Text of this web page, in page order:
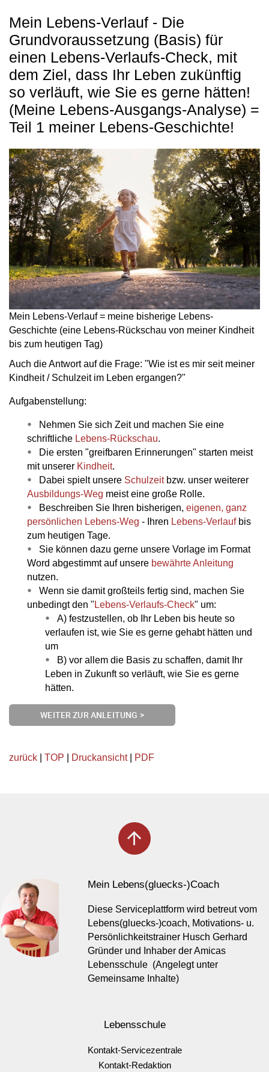
Mein Lebens-Verlauf - Die
Grundvoraussetzung (Basis) für
einen Lebens-Verlaufs-Check, mit
dem Ziel, dass Ihr Leben zukünftig
so verläuft, wie Sie es gerne hätten!
(Meine Lebens-Ausgangs-Analyse) =
Teil 1 meiner Lebens-Geschichte!
Mein Lebens-Verlauf = meine bisherige Lebens-
Geschichte (eine Lebens-Rückschau von meiner Kindheit
bis zum heutigen Tag)
Auch die Antwort auf die Frage: "Wie ist es mir seit meiner
Kindheit / Schulzeit im Leben ergangen?"
Aufgabenstellung:
Nehmen Sie sich Zeit und machen Sie eine
schriftliche Lebens-Rückschau.
Die ersten "greifbaren Erinnerungen" starten meist
mit unserer Kindheit.
Dabei spielt unsere Schulzeitbzw. unser weiterer
Ausbildungs-Weg meist eine große Rolle.
Beschreiben Sie Ihren bisherigen, eigenen, ganz
persönlichen Lebens-Weg - Ihren Lebens-Verlaufbis
zum heutigen Tage.
Sie können dazu gerne unsere Vorlage im Format
Word abgestimmt auf unsere bewährte Anleitung
nutzen.
Wenn sie damit großteils fertig sind, machen Sie
unbedingt den " Lebens-Verlaufs-Check" um:
A) festzustellen, ob Ihr Leben bis heute so
verlaufen ist, wie Sie es gerne gehabt hätten und
um
B) vor allem die Basis zu schaffen, damit Ihr
Leben in Zukunft so verläuft, wie Sie es gerne
hätten.
WEITER ZUR ANLEITUNG >
zurück TOP Druckansicht| PDF
arrow_upward
Mein Lebens(gluecks-)Coach
Diese Serviceplattform wird betreut vom
Lebens(gluecks-)coach, Motivations- u.
Persönlichkeitstrainer Husch Gerhard
Gründer und Inhaber der Amicas
Lebensschule (Angelegt unter
Gemeinsame Inhalte)
Lebensschule
Kontakt-Servicezentrale
Kontakt-Redaktion